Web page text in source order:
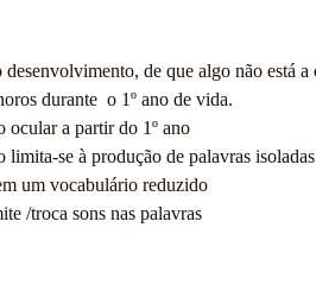
de que algo não está
durante  o 1º ano de vida.
ocular a partir do 1º ano
se à produção de palavras isoladas
um vocabulário reduzido
/troca sons nas palavras